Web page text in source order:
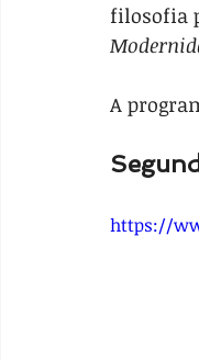
filosofia
A
https://